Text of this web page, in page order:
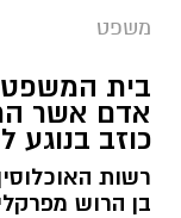
משפט
בית
אדם אשר
כוזב בנוגע
רשות
בן הרוש